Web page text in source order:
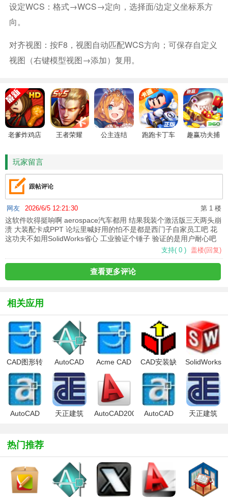
设定WCS：格式→WCS→定向，选择面/边定义坐标系方
向。
对齐视图：按F8，视图自动匹配WCS方向；可保存自定义
视图（右键模型视图→添加）复用。
老爹炸鸡店
王者荣耀 公主连结 跑跑卡丁车
趣赢功夫捕
玩家留言
跟帖评论
第 1 楼
网友 2026/6/5 12:21:30
这软件吹得挺响啊 aerospace汽车都用 结果我装个激活版三天两头崩
溃 大装配卡成PPT 论坛里喊好用的怕不是都是西门子自家员工吧 花
这功夫不如用SolidWorks省心 工业验证个锤子 验证的是用户耐心吧
支持( 0 ) 盖楼(回复)
查看更多评论
相关应用
CAD图形转
换工具
(Acme CAD
Converter
2022)
AutoCAD
2007
Acme CAD
Converter(CAD
文件转换查
看)
CAD安装缺
失文件
sfxfe32.exe
SolidWorks
2010
AutoCAD
天正建筑 AutoCAD2009
AutoCAD
天正建筑
热门推荐